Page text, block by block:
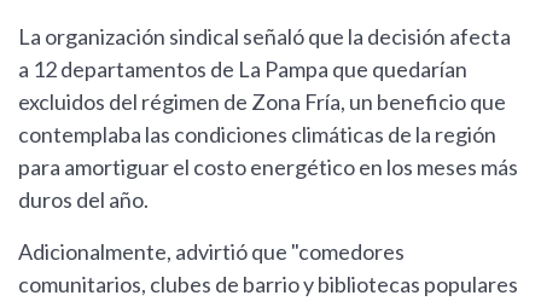
La organización sindical señaló que la decisión afecta
a 12 departamentos de La Pampa que quedarían
excluidos del régimen de Zona Fría, un beneficio que
contemplaba las condiciones climáticas de la región
para amortiguar el costo energético en los meses más
duros del año.
Adicionalmente, advirtió que "comedores
comunitarios, clubes de barrio y bibliotecas populares